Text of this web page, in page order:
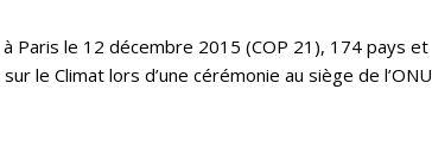
Paris le 12 décembre 2015 (COP 21), 174 pays et
le Climat lors d’une cérémonie au siège de l’ONU